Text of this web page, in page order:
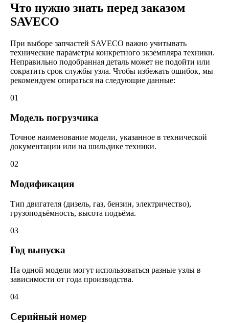
Что нужно знать перед заказом
SAVECO
При выборе запчастей SAVECO важно учитывать
технические параметры конкретного экземпляра техники.
Неправильно подобранная деталь может не подойти или
сократить срок службы узла. Чтобы избежать ошибок, мы
рекомендуем опираться на следующие данные:
01
Модель погрузчика
Точное наименование модели, указанное в технической
документации или на шильдике техники.
02
Модификация
Тип двигателя (дизель, газ, бензин, электричество),
грузоподъёмность, высота подъёма.
03
Год выпуска
На одной модели могут использоваться разные узлы в
зависимости от года производства.
04
Серийный номер